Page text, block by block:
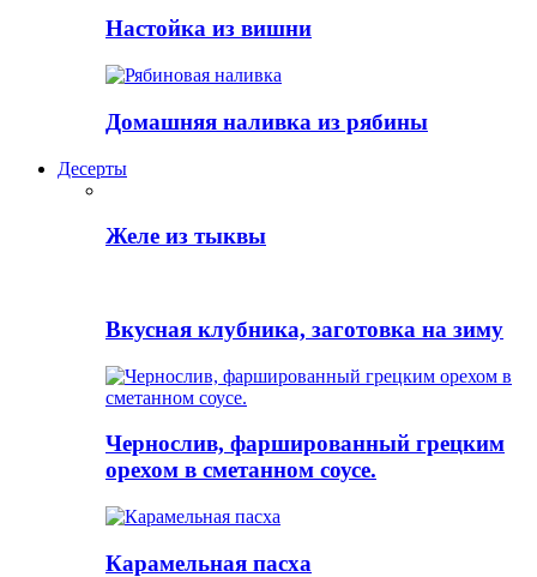
Настойка из вишни
Домашняя наливка из рябины
Десерты
Желе из тыквы
Вкусная клубника, заготовка на зиму
Чернослив, фаршированный грецким
орехом в сметанном соусе.
Карамельная пасха